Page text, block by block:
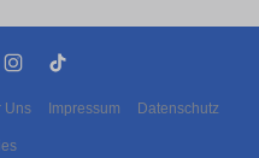
Uns Impressum Datenschutz